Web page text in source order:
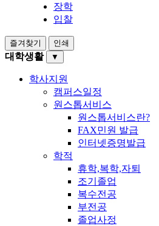
장학
입찰
즐겨찾기 인쇄
대학생활 ▼
학사지원
캠퍼스일정
원스톱서비스
원스톱서비스란?
FAX민원 발급
인터넷증명발급
학적
휴학,복학,자퇴
조기졸업
복수전공
부전공
졸업사정